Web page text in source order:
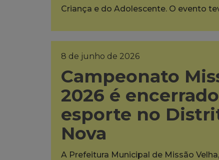
Criança e do Adolescente. O evento
8 de junho de 2026
Campeonato
2026 é
esporte no
Nova
A Prefeitura Municipal de Missão